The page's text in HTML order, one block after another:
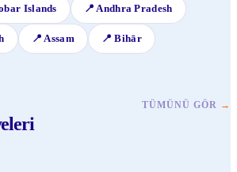
Islands 📍 Andhra Pradesh
📍 Assam 📍Bihār
TÜMÜNÜ GÖR →